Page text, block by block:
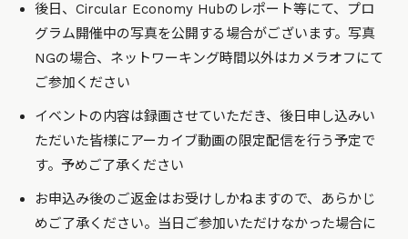
後日、Circular Economy Hubのレポート等にて、プロ
グラム開催中の写真を公開する場合がございます。写真
NGの場合、ネットワーキング時間以外はカメラオフにて
ご参加ください
イベントの内容は録画させていただき、後日申し込みい
ただいた皆様にアーカイブ動画の限定配信を行う予定で
す。予めご了承ください
お申込み後のご返金はお受けしかねますので、あらかじ
めご了承ください。当日ご参加いただけなかった場合に